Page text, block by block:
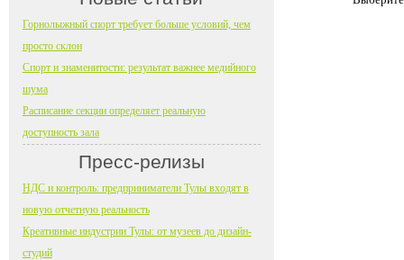
Горнолыжный спорт требует больше условий, чем
просто склон
Спорт и знаменитости: результат важнее медийного
шума
Расписание секции определяет реальную
доступность зала
Пресс-релизы
НДС и контроль: предприниматели Тулы входят в
новую отчетную реальность
Креативные индустрии Тулы: от музеев до дизайн-
студий